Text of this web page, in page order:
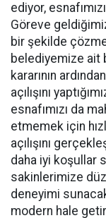
ediyor,
Göreve
bir şekilde
belediyemize ait
kararının
açılışını
esnafımızı da
etmemek için
açılışını
daha iyi koşullar
sakinlerimize
deneyimi
modern hale